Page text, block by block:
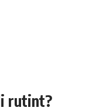
rutint?